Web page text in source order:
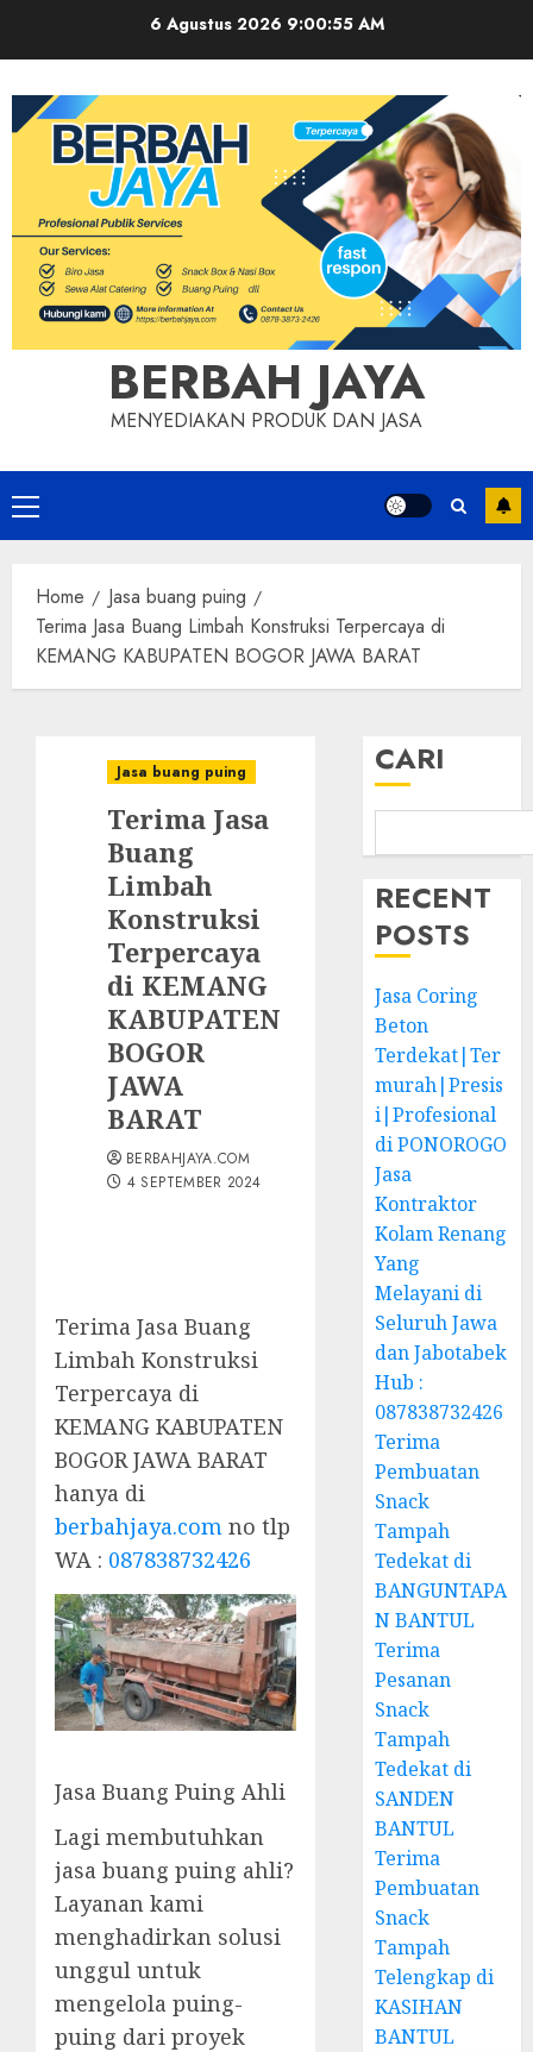
6 Agustus 2026 9:00:55 AM
BERBAH JAYA
MENYEDIAKAN PRODUK DAN JASA
Primary
Menu
Home
Jasa buang puing
Terima Jasa Buang Limbah Konstruksi Terpercaya di
KEMANG KABUPATEN BOGOR JAWA BARAT
Jasa buang puing
Terima Jasa
Buang
Limbah
Konstruksi
Terpercaya
di KEMANG
KABUPATEN
BOGOR
JAWA
BARAT
BERBAHJAYA.COM
4 SEPTEMBER 2024
Terima Jasa Buang
Limbah Konstruksi
Terpercaya di
KEMANG KABUPATEN
BOGOR JAWA BARAT
hanya di
berbahjaya.com no tlp
WA : 087838732426
Jasa Buang Puing Ahli
Lagi membutuhkan
jasa buang puing ahli?
Layanan kami
menghadirkan solusi
unggul untuk
mengelola puing-
puing dari proyek
CARI
RECENT
POSTS
Jasa Coring
Beton
Terdekat|Ter
murah|Presis
i|Profesional
di PONOROGO
Jasa
Kontraktor
Kolam Renang
Yang
Melayani di
Seluruh Jawa
dan Jabotabek
Hub :
087838732426
Terima
Pembuatan
Snack
Tampah
Tedekat di
BANGUNTAPA
N BANTUL
Terima
Pesanan
Snack
Tampah
Tedekat di
SANDEN
BANTUL
Terima
Pembuatan
Snack
Tampah
Telengkap di
KASIHAN
BANTUL